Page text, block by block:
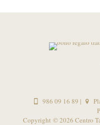
986 09 16 89 |
Copyright ©2026 Centro